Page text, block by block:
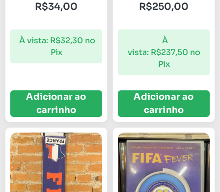
R$34,00
À vista: R$32,30 no
Pix
Adicionar ao
carrinho
R$250,00
À
vista: R$237,50 no
Pix
Adicionar ao
carrinho